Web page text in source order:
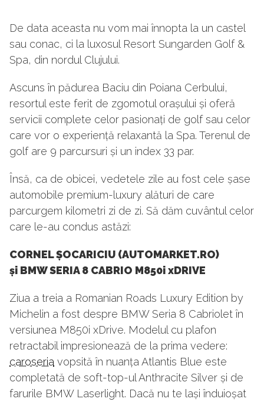
De data aceasta nu vom mai înnopta la un castel
sau conac, ci la luxosul Resort Sungarden Golf &
Spa, din nordul Clujului.
Ascuns în pădurea Baciu din Poiana Cerbului,
resortul este ferit de zgomotul orașului și oferă
servicii complete celor pasionați de golf sau celor
care vor o experiență relaxantă la Spa. Terenul de
golf are 9 parcursuri și un index 33 par.
Însă, ca de obicei, vedetele zile au fost cele șase
automobile premium-luxury alături de care
parcurgem kilometri zi de zi. Să dăm cuvântul celor
care le-au condus astăzi:
CORNEL ȘOCARICIU (AUTOMARKET.RO)
și BMW SERIA 8 CABRIO M850i xDRIVE
Ziua a treia a Romanian Roads Luxury Edition by
Michelin a fost despre BMW Seria 8 Cabriolet în
versiunea M850i xDrive. Modelul cu plafon
retractabil impresionează de la prima vedere:
caroseria vopsită în nuanța Atlantis Blue este
completată de soft-top-ul Anthracite Silver și de
farurile BMW Laserlight. Dacă nu te lași înduioșat